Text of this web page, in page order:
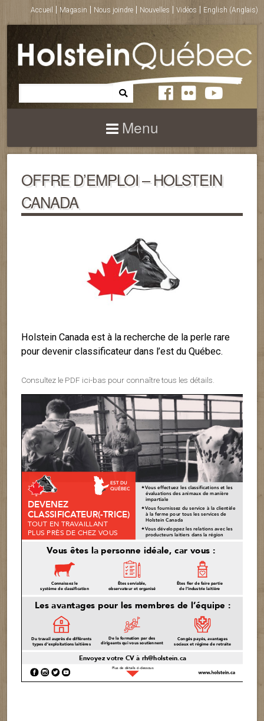
Accueil Magasin Nous joindre Nouvelles Vidéos English (Anglais)
Menu
OFFRE D’EMPLOI – HOLSTEIN
CANADA
Holstein Canada est à la recherche de la perle rare
pour devenir classificateur dans l’est du Québec.
Consultez le PDF ici-bas pour connaître tous les détails.